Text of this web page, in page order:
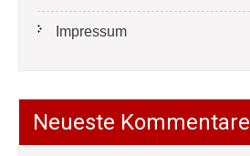
Impressum
Neueste Kommentare